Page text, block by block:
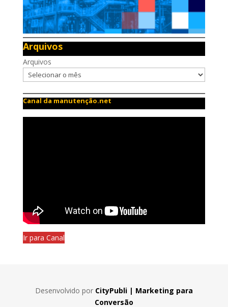
Arquivos
Arquivos
Canal da manutenção.net
Ir para Canal
Desenvolvido por CityPubli | Marketing para
Conversão